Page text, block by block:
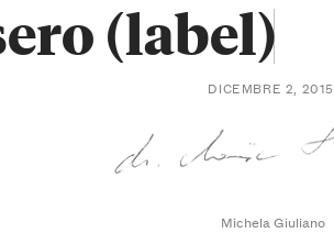
(label)
DICEMBRE 2, 2015
Michela Giuliano